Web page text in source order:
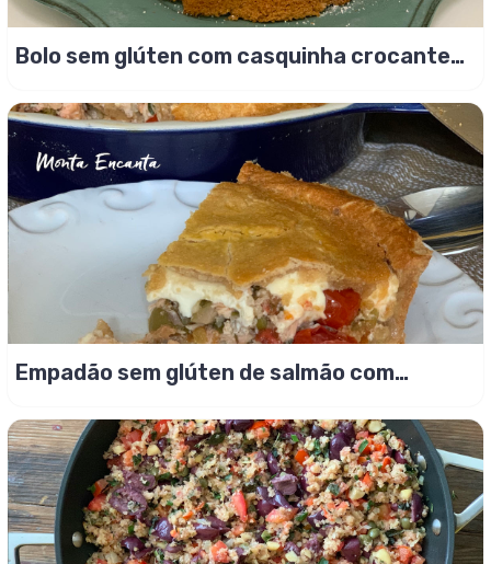
Bolo sem glúten com casquinha crocante
Empadão sem glúten de salmão com